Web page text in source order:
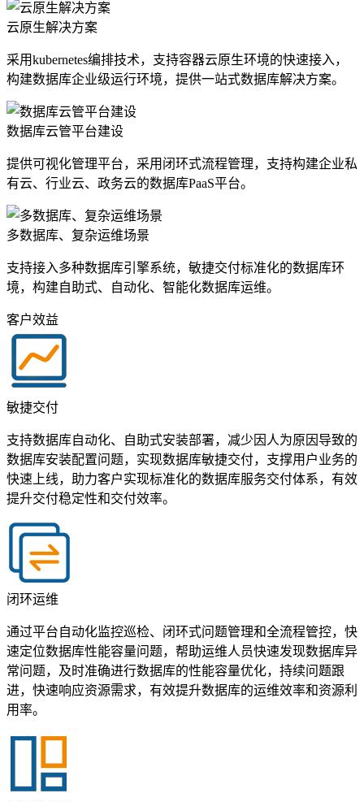
云原生解决方案
采用kubernetes编排技术，支持容器云原生环境的快速接入，
构建数据库企业级运行环境，提供一站式数据库解决方案。
数据库云管平台建设
提供可视化管理平台，采用闭环式流程管理，支持构建企业私
有云、行业云、政务云的数据库PaaS平台。
多数据库、复杂运维场景
支持接入多种数据库引擎系统，敏捷交付标准化的数据库环
境，构建自助式、自动化、智能化数据库运维。
客户效益
敏捷交付
支持数据库自动化、自助式安装部署，减少因人为原因导致的
数据库安装配置问题，实现数据库敏捷交付，支撑用户业务的
快速上线，助力客户实现标准化的数据库服务交付体系，有效
提升交付稳定性和交付效率。
闭环运维
通过平台自动化监控巡检、闭环式问题管理和全流程管控，快
速定位数据库性能容量问题，帮助运维人员快速发现数据库异
常问题，及时准确进行数据库的性能容量优化，持续问题跟
进，快速响应资源需求，有效提升数据库的运维效率和资源利
用率。